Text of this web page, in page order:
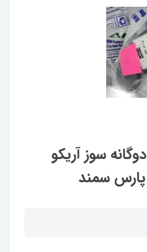
لوله هوا ایکس 5 دوگانه سوز آریکو